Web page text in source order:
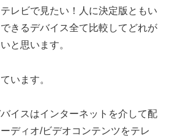
レビで見たい！人に決定版ともい
きるデバイス全て比較してどれが
と思います。
います。
イスはインターネットを介して配
ディオ/ビデオコンテンツをテレ